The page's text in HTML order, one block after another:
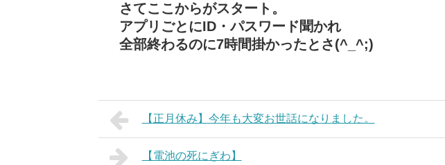
さてここからがスタート。
アプリごとにID・パスワード聞かれ
全部終わるのに7時間掛かったとさ(^_^;)
【正月休み】今年も大変お世話になりました。
【電池の死にぎわ】